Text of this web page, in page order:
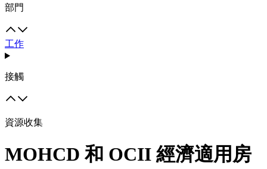
部門
工作
接觸
資源收集
MOHCD 和 OCII 經濟適用房